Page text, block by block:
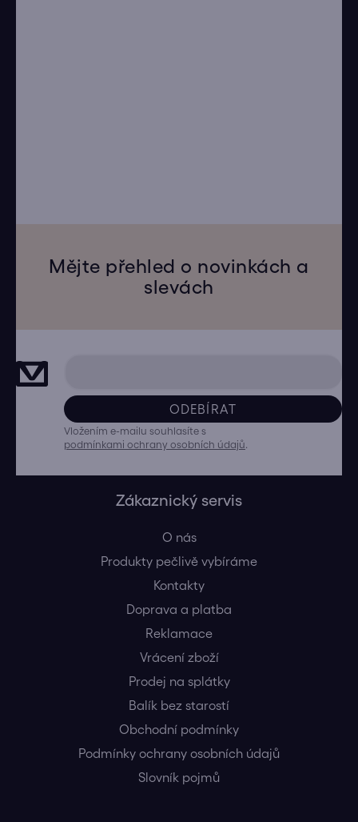
Mějte přehled o novinkách a
slevách
ODEBÍRAT
Vložením e-mailu souhlasíte s
podmínkami ochrany osobních údajů.
Zákaznický servis
O nás
Produkty pečlivě vybíráme
Kontakty
Doprava a platba
Reklamace
Vrácení zboží
Prodej na splátky
Balík bez starostí
Obchodní podmínky
Podmínky ochrany osobních údajů
Slovník pojmů